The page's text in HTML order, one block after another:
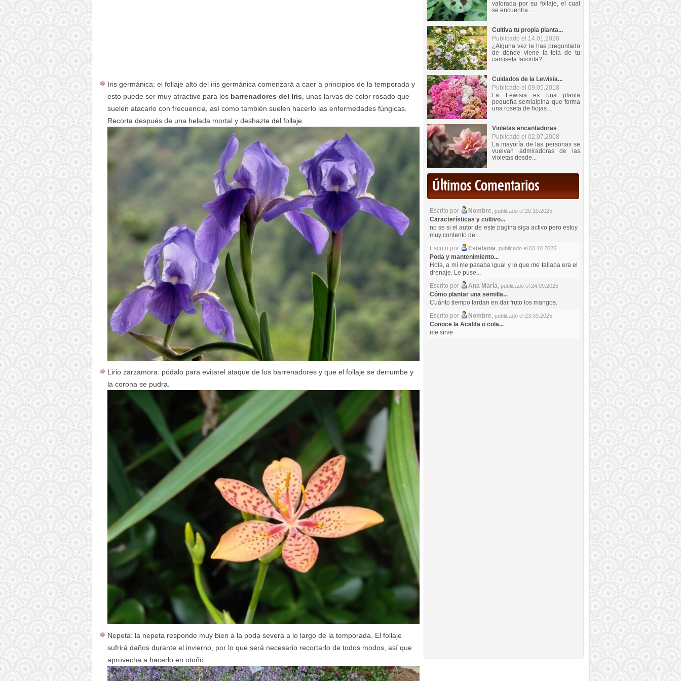
Iris germánica: el follaje alto del iris germánica comenzará a caer a principios de la temporada y
esto puede ser muy atractivo para los barrenadores del Iris , unas larvas de color rosado que
suelen atacarlo con frecuencia, así como también suelen hacerlo las enfermedades fúngicas.
Recorta después de una helada mortal y deshazte del follaje.
Lirio zarzamora: pódalo para evitarel ataque de los barrenadores y que el follaje se derrumbe y
la corona se pudra.
Nepeta: la nepeta responde muy bien a la poda severa a lo largo de la temporada. El follaje
sufrirá daños durante el invierno, por lo que será necesario recortarlo de todos modos, así que
aprovecha a hacerlo en otoño.
valorada por su follaje, el cual
se encuentra...
Cultiva tu propia planta...
Publicado el 14.01.2026
¿Alguna vez te has preguntado
de dónde viene la tela de tu
camiseta favorita?...
Cuidados de la Lewisia...
Publicado el 09.05.2018
La Lewisia es una planta
pequeña semialpina que forma
una roseta de hojas...
Violetas encantadoras
Publicado el 02.07.2008
La mayoría de las personas se
vuelvan admiradoras de las
violetas desde...
Últimos Comentarios
Escrito por Nombre, publicado el 20.10.2025
Características y cultivo...
no se si el autor de este pagina siga activo pero estoy
muy contento de...
Escrito por
Estefania, publicado el 03.10.2025
Poda y mantenimiento...
Hola, a mí me pasaba igual y lo que me fallaba era el
drenaje. Le puse...
Escrito por
Ana María, publicado el 24.09.2025
Cómo plantar una semilla...
Cuánto tiempo tardan en dar fruto los mangos.
Escrito por
Nombre, publicado el 23.09.2025
Conoce la Acalifa o cola...
me sirve